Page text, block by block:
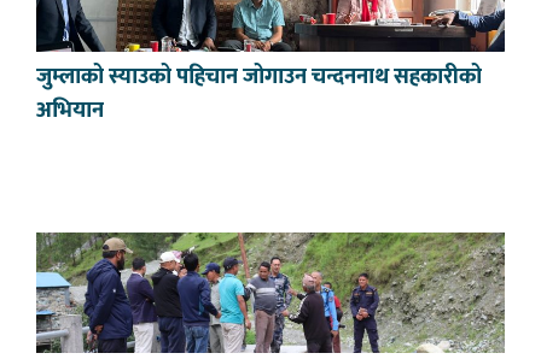
जुम्लाको स्याउको पहिचान जोगाउन चन्दननाथ सहकारीको
अभियान